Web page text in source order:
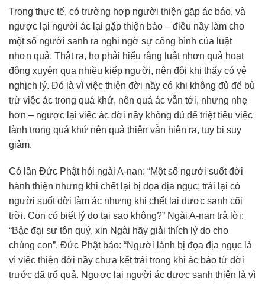
Trong thực tế, có trường hợp người thiện gặp ác báo, và
ngược lại người ác lại gặp thiện báo – điều nầy làm cho
một số người sanh ra nghi ngờ sự công bình của luật
nhơn quả. Thật ra, họ phải hiểu rằng luật nhơn quả hoạt
động xuyên qua nhiều kiếp người, nên đôi khi thấy có vẻ
nghịch lý. Đó là vì việc thiện đời nầy có khi không đủ để bù
trừ việc ác trong quá khứ, nên quả ác vẫn tới, nhưng nhẹ
hơn – ngược lại việc ác đời nầy không đủ để triệt tiêu việc
lành trong quá khứ nên quả thiện vẫn hiện ra, tuy bị suy
giảm.
Có lần Đức Phật hỏi ngài A-nan: “Một số ngưới suốt đời
hành thiện nhưng khi chết lại bị đọa địa ngục; trái lại có
người suốt đời làm ác nhưng khi chết lại được sanh cõi
trời. Con có biết lý do tại sao không?” Ngài A-nan trả lời:
“Bậc đại sư tôn quý, xin Ngài hãy giải thích lý do cho
chúng con”. Đức Phật bảo: “Người lành bị đọa địa ngục là
vì việc thiện đời nầy chưa kết trái trong khi ác báo từ đời
trước đã trổ quả. Ngược lại người ác được sanh thiên là vì